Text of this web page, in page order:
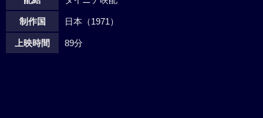
制作国 日本（1971）
上映時間 89分